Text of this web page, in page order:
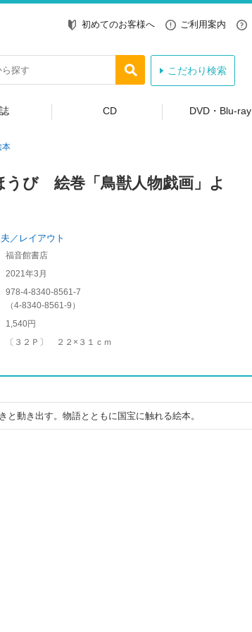
初めてのお客様へ ご利用案内
こだわり検索
CD DVD・Blu-ray
本
うび 絵巻「鳥獣人物戯画」よ
／レイアウト
福音館書店
2021年3月
978-4-8340-8561-7
（4-8340-8561-9 ）
1,540円
〔３２Ｐ〕 ２２×３１ｃｍ
と動き出す。物語とともに国宝に触れる絵本。